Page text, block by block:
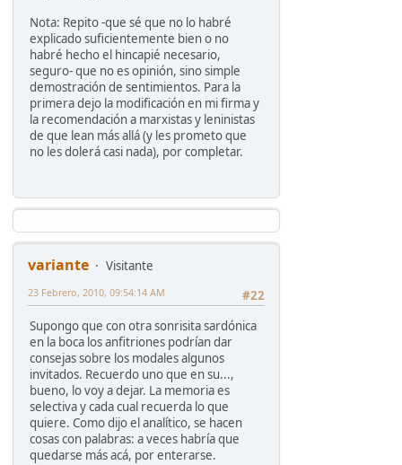
Nota: Repito -que sé que no lo habré
explicado suficientemente bien o no
habré hecho el hincapié necesario,
seguro- que no es opinión, sino simple
demostración de sentimientos. Para la
primera dejo la modificación en mi firma y
la recomendación a marxistas y leninistas
de que lean más allá (y les prometo que
no les dolerá casi nada), por completar.
variante
Visitante
#22
23 Febrero, 2010, 09:54:14 AM
Supongo que con otra sonrisita sardónica
en la boca los anfitriones podrían dar
consejas sobre los modales algunos
invitados. Recuerdo uno que en su...,
bueno, lo voy a dejar. La memoria es
selectiva y cada cual recuerda lo que
quiere. Como dijo el analítico, se hacen
cosas con palabras: a veces habría que
quedarse más acá, por enterarse.